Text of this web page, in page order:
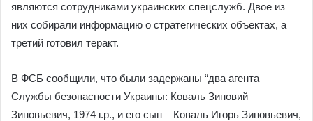
являются сотрудниками украинских спецслужб. Двое из
них собирали информацию о стратегических объектах, а
третий готовил теракт.
В ФСБ сообщили, что были задержаны “два агента
Службы безопасности Украины: Коваль Зиновий
Зиновьевич, 1974 г.р., и его сын – Коваль Игорь Зиновьевич,